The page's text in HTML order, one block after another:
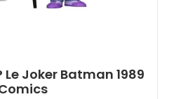
Le Joker Batman 1989